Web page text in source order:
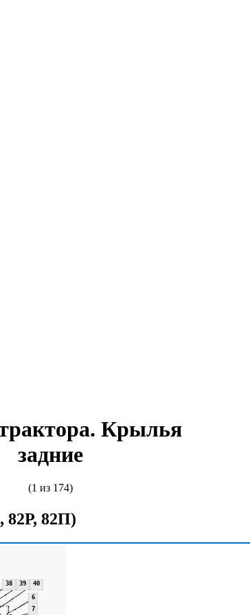
Крылья
задние
(1 из 174)
82Р, 82П)
6
7
38 39 40